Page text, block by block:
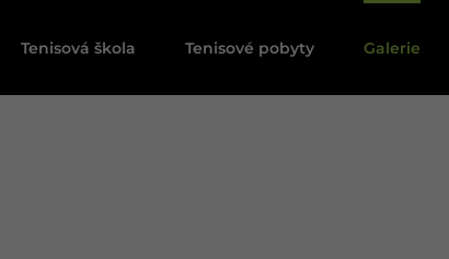
Tenisová škola Tenisové pobyty Galerie